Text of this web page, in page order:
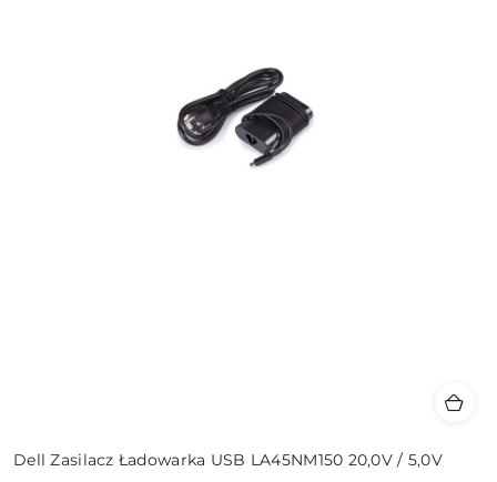
Dell Zasilacz Ładowarka USB LA45NM150 20,0V / 5,0V